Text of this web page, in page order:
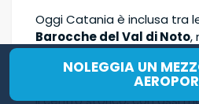
NOLEGGIA UN
Oggi Catania è inclusa tra
Barocche del Val di Noto,
artistico e urbanistico.